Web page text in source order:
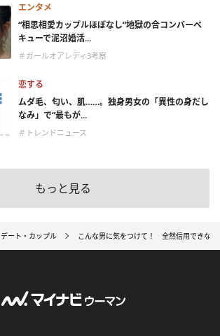
エンタメ
“相思相愛カップルほぼなし”地獄の合コンバーベ
キューで泥沼婚活...
＃ガールオアレディ3考察
恋する
ムダ毛、匂い、肌……。独身男女の「異性の身だし
なみ」で“最もが...
＃トレンドニュース
もっと見る
デート・カップル こんな男に気をつけて！ 全然信用できない